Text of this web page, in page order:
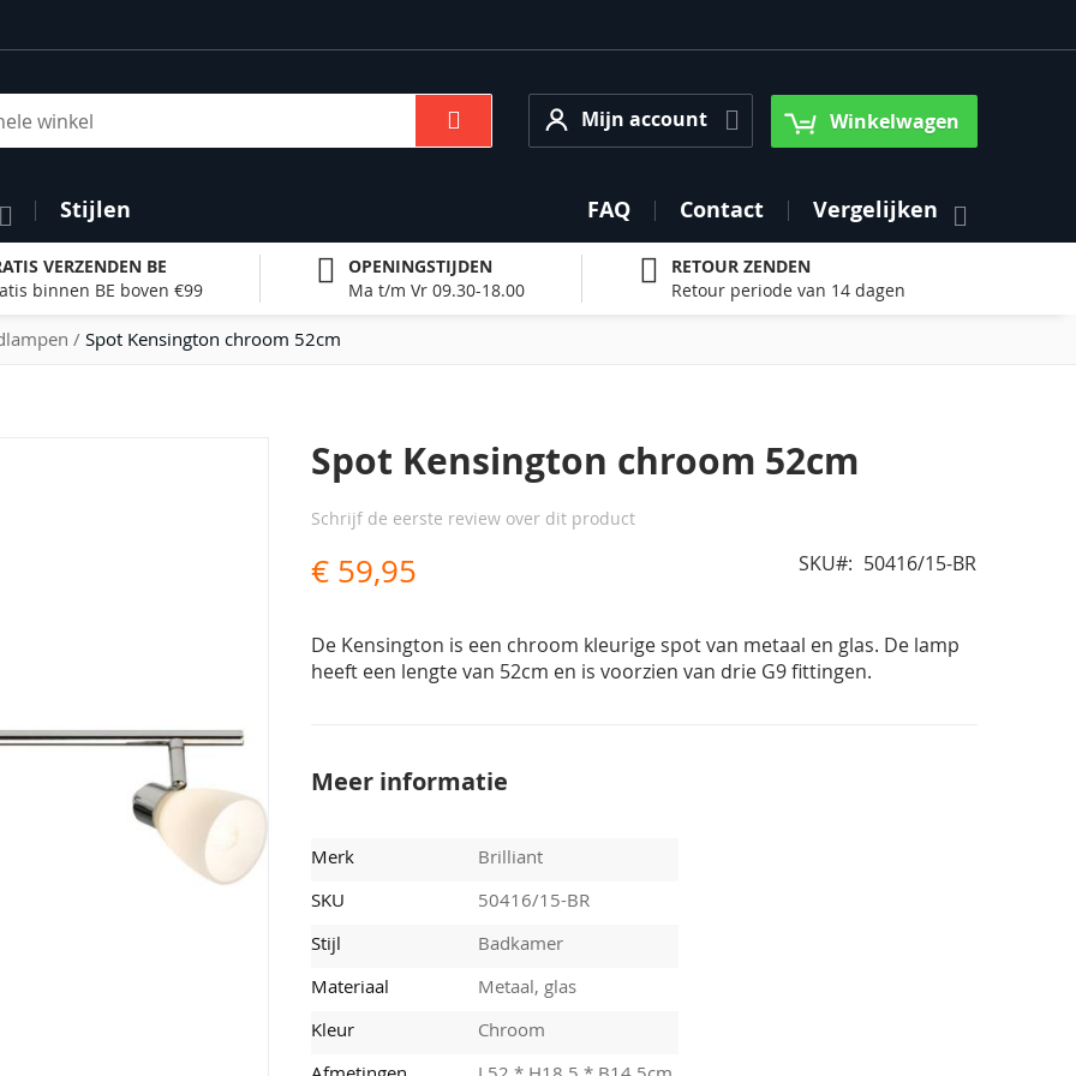
Mijn account
Mijn account Winkelwagen
Stijlen FAQ Contact Vergelijken
VERZENDEN BE
binnen BE boven €99
OPENINGSTIJDEN
Ma t/m Vr 09.30-18.00
RETOUR ZENDEN
Retour periode van 14 dagen
Spot Kensington chroom 52cm
Spot Kensington chroom 52cm
Schrijf de eerste review over dit product
€ 59,95 SKU 50416/15-BR
De Kensington is een chroom kleurige spot van metaal en glas. De lamp
heeft een lengte van 52cm en is voorzien van drie G9 fittingen.
Meer informatie
Merk
Brilliant
SKU
50416/15-BR
Stijl
Badkamer
Materiaal
Metaal, glas
Kleur
Chroom